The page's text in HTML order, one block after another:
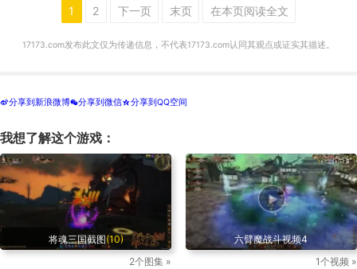
1 2 下一页 末页 在本页阅读全文
17173.com发布此文仅为传递信息，不代表17173.com认同其观点或证实其描述。
t分享到新浪微博w分享到微信z分享到QQ空间
我想了解这个游戏：
将魂三国截图(10)
2个图集 »
六臂魔战斗视频4
1个视频 »